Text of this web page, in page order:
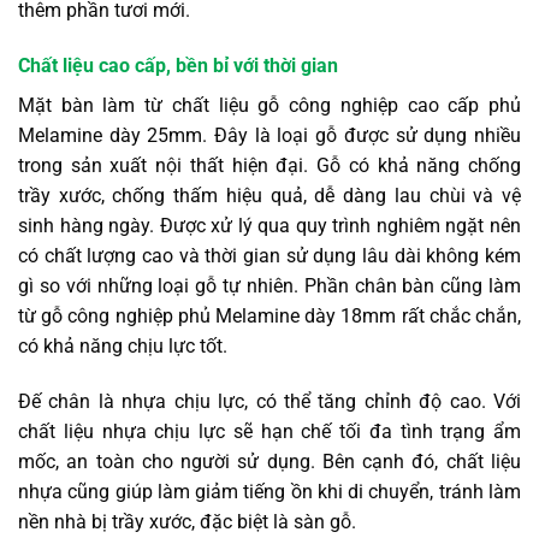
thêm phần tươi mới.
Chất liệu cao cấp, bền bỉ với thời gian
Mặt bàn làm từ chất liệu gỗ công nghiệp cao cấp phủ
Melamine dày 25mm. Đây là loại gỗ được sử dụng nhiều
trong sản xuất nội thất hiện đại. Gỗ có khả năng chống
trầy xước, chống thấm hiệu quả, dễ dàng lau chùi và vệ
sinh hàng ngày. Được xử lý qua quy trình nghiêm ngặt nên
có chất lượng cao và thời gian sử dụng lâu dài không kém
gì so với những loại gỗ tự nhiên. Phần chân bàn cũng làm
từ gỗ công nghiệp phủ Melamine dày 18mm rất chắc chắn,
có khả năng chịu lực tốt.
Đế chân là nhựa chịu lực, có thể tăng chỉnh độ cao. Với
chất liệu nhựa chịu lực sẽ hạn chế tối đa tình trạng ẩm
mốc, an toàn cho người sử dụng. Bên cạnh đó, chất liệu
nhựa cũng giúp làm giảm tiếng ồn khi di chuyển, tránh làm
nền nhà bị trầy xước, đặc biệt là sàn gỗ.